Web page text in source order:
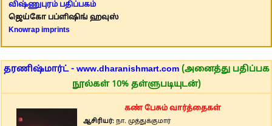
விஷ்ணுபுரம் பதிப்பகம்
ஜெய்கோ பப்ளிஷிங் ஹவுஸ்
Knowrap imprints
தரணிஷ்மார்ட் - www.dharanishmart.com (அனைத்து பதிப்பக
நூல்கள் 10% தள்ளுபடியுடன்)
கண் பேசும் வார்த்தைகள்
ஆசிரியர்: நா. முத்துக்குமார்